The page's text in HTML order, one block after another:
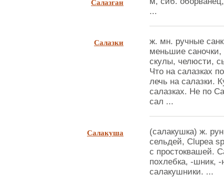
...
Салазки
ж. мн. ручные
меньшие саночки,
скулы, челюсти,
Что на салазках
лечь на салазки.
салазках. Не по
сал ...
Салакуша
(салакушка) ж.
сельдей, Clupea
с простоквашей.
похлебка, -шник,
салакушники. ...